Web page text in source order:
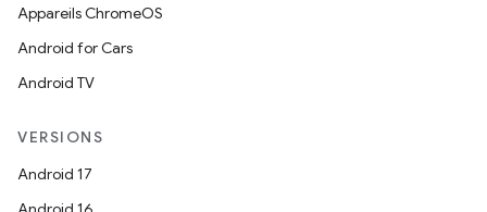
Appareils ChromeOS
Android for Cars
Android TV
VERSIONS
Android 17